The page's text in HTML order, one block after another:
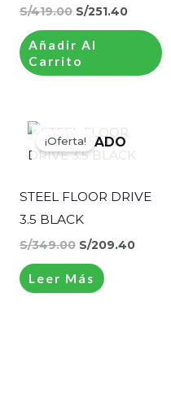
S/419.00 S/251.40
Añadir Al
Carrito
AGOTADO
¡Oferta!
STEEL FLOOR DRIVE
3.5 BLACK
S/349.00
precio
original
era:
S/209.40
actual
Leer Más